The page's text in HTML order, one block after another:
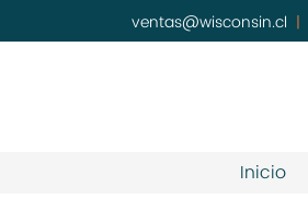
ventas@wisconsin.cl |
Inicio